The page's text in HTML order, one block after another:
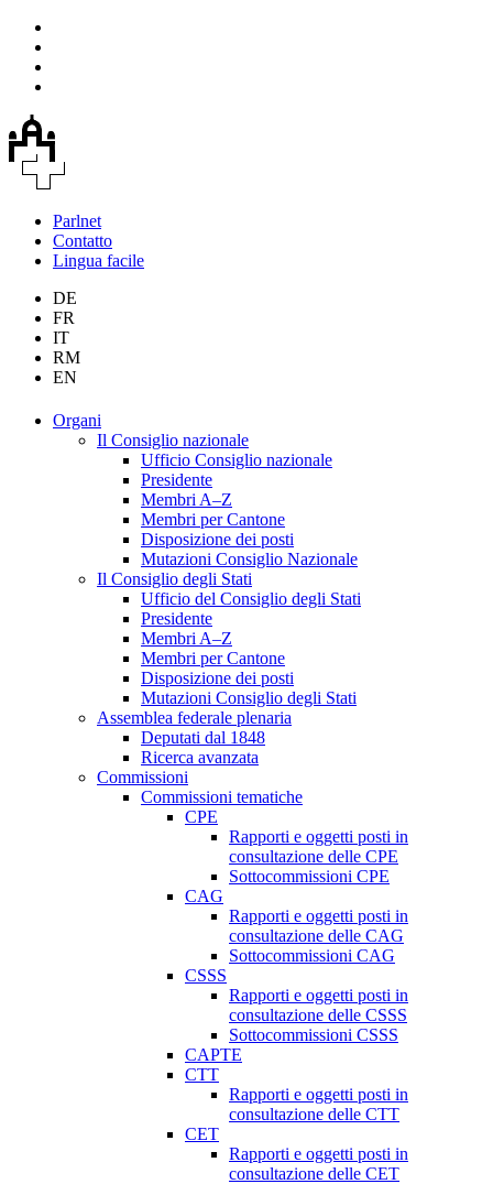
Parlnet
Contatto
Lingua facile
DE
FR
IT
RM
EN
Organi
Il Consiglio nazionale
Ufficio Consiglio nazionale
Presidente
Membri A–Z
Membri per Cantone
Disposizione dei posti
Mutazioni Consiglio Nazionale
Il Consiglio degli Stati
Ufficio del Consiglio degli Stati
Presidente
Membri A–Z
Membri per Cantone
Disposizione dei posti
Mutazioni Consiglio degli Stati
Assemblea federale plenaria
Deputati dal 1848
Ricerca avanzata
Commissioni
Commissioni tematiche
CPE
Rapporti e oggetti posti in
consultazione delle CPE
Sottocommissioni CPE
CAG
Rapporti e oggetti posti in
consultazione delle CAG
Sottocommissioni CAG
CSSS
Rapporti e oggetti posti in
consultazione delle CSSS
Sottocommissioni CSSS
CAPTE
CTT
Rapporti e oggetti posti in
consultazione delle CTT
CET
Rapporti e oggetti posti in
consultazione delle CET